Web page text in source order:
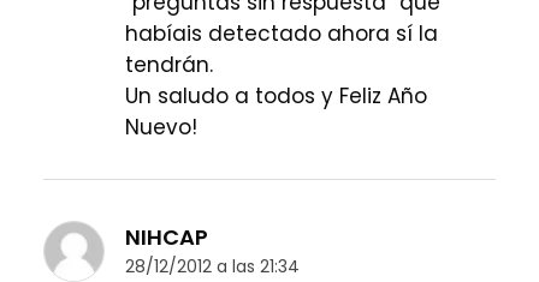
habíais detectado ahora sí la
tendrán.
Un saludo a todos y Feliz Año
Nuevo!
NIHCAP
28/12/2012 a las 21:34